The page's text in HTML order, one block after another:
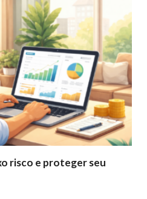
risco e proteger seu